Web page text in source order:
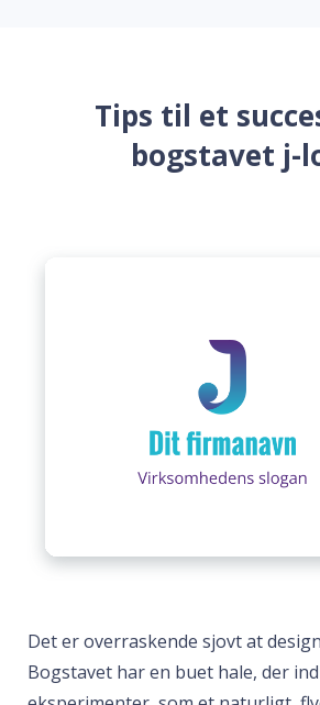
Tips til et
bogstavet j-
Det er overraskende sjovt at
Bogstavet har en buet hale, der